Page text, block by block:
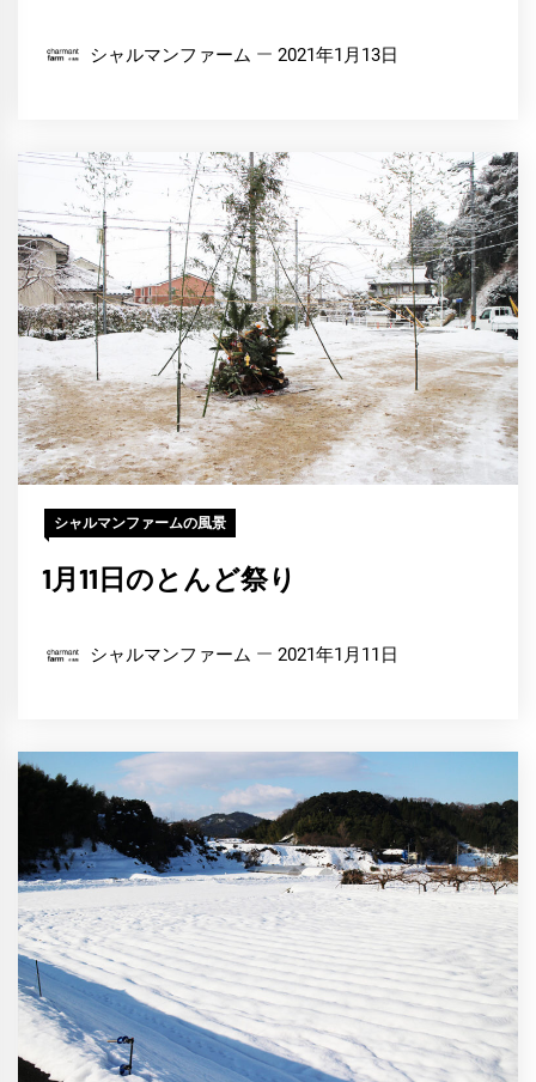
シャルマンファーム 2021年1月13日
シャルマンファームの風景
1月11日のとんど祭り
シャルマンファーム 2021年1月11日